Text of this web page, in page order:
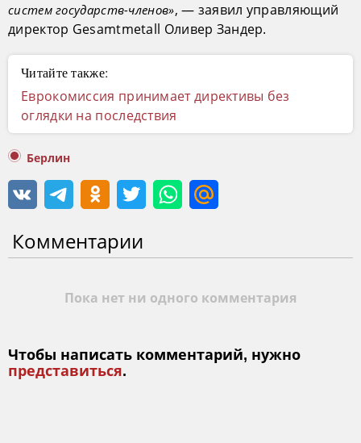
систем государств-членов», — заявил управляющий
директор Gesamtmetall Оливер Зандер.
Читайте также:
Еврокомиссия принимает директивы без
оглядки на последствия
Берлин
Комментарии
Пока нет ни одного комментария
Чтобы написать комментарий, нужно
представиться.